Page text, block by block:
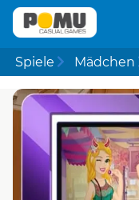
Spiele Mädchen